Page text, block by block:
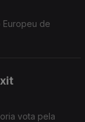
Europeu de
vota pela